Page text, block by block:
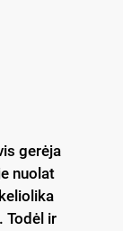
gerėja
nuolat
Todėl ir